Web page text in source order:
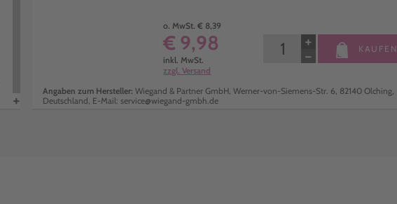
+
o. MwSt. € 8,39
€ 9,98
inkl. MwSt.
zzgl. Versand
−
+ KAUFEN
Angaben zum Hersteller: Wiegand & Partner GmbH, Werner-von-Siemens-Str. 6, 82140 Olching,
Deutschland, E-Mail: service@wiegand-gmbh.de